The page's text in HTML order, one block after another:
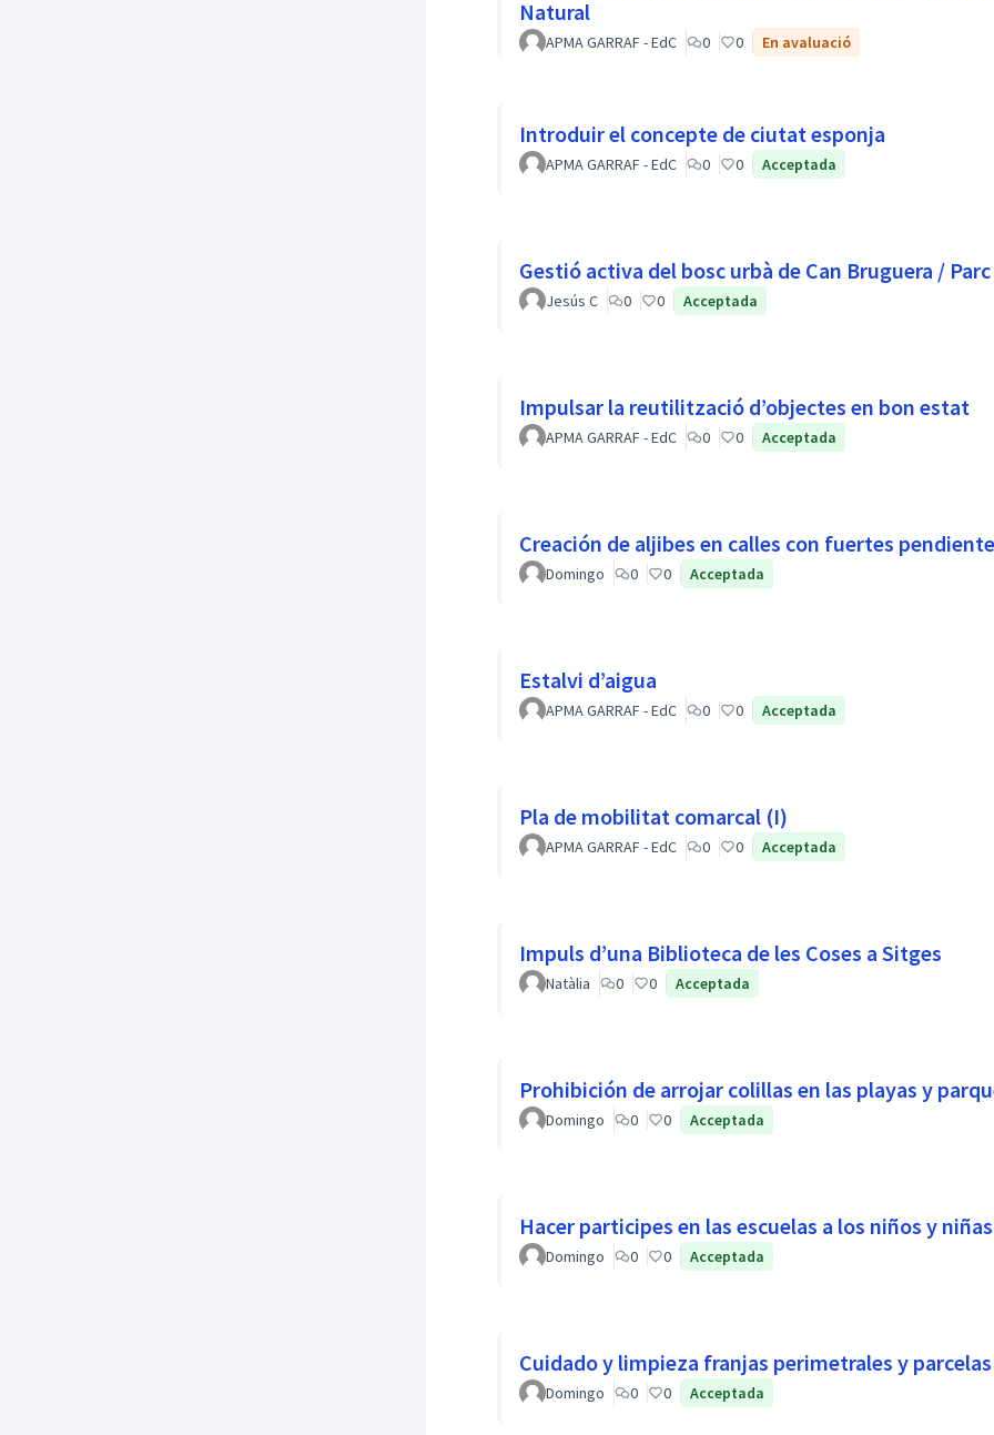
Natural
APMA GARRAF - EdC 0 0 En avaluació
Introduir el concepte de ciutat esponja
APMA GARRAF - EdC 0 0 Acceptada
Gestió activa del bosc urbà de Can Bruguera /
Jesús C 0 0 Acceptada
Impulsar la reutilització d’objectes en bon estat
APMA GARRAF - EdC 0 0 Acceptada
Creación de aljibes en calles con fuertes
Domingo 0 0 Acceptada
Estalvi d’aigua
APMA GARRAF - EdC 0 0 Acceptada
Pla de mobilitat comarcal (I)
APMA GARRAF - EdC 0 0 Acceptada
Impuls d’una Biblioteca de les Coses a Sitges
Natàlia 0 0 Acceptada
Prohibición de arrojar colillas en las playas y
Domingo 0 0 Acceptada
Hacer participes en las escuelas a los niños y
Domingo 0 0 Acceptada
Cuidado y limpieza franjas perimetrales y
Domingo 0 0 Acceptada